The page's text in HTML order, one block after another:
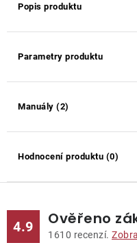
Popis produktu
Parametry produktu
Manuály (2)
Hodnocení produktu (0)
4.9 Ověřeno
1610 recenzí.